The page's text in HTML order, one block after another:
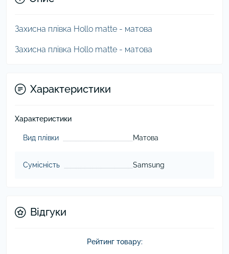
Захисна плівка Hollo matte - матова
Захисна плівка Hollo matte - матова
Характеристики
Характеристики
Вид плівки Матова
Сумісність Samsung
Відгуки
Рейтинг товару: